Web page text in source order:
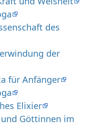
des
der
für Anfänger
Elixier
Göttinnen im